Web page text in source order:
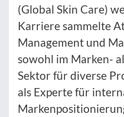
(Global Skin Care)
Karriere sammelte
Management und
sowohl im Marken-
Sektor für diverse
als Experte für